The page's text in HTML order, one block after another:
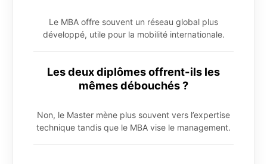
Le MBA offre souvent un réseau global plus
développé, utile pour la mobilité internationale.
Les deux diplômes offrent-ils les
mêmes débouchés ?
Non, le Master mène plus souvent vers l’expertise
technique tandis que le MBA vise le management.